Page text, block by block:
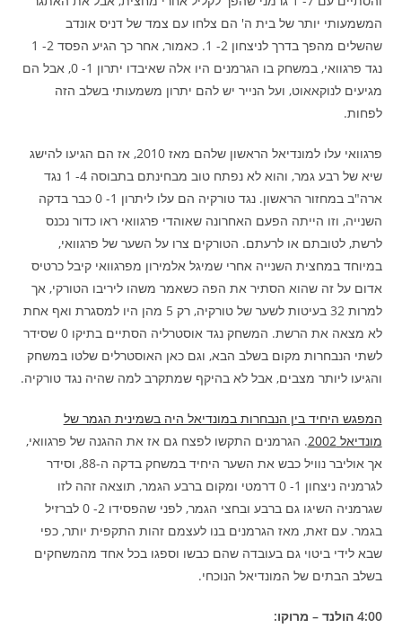
המשמעותי יותר של בית ה' הם צלחו עם צמד של דניס אונדב
שהשלים מהפך בדרך לניצחון 2- 1. כאמור, אחר כך הגיע הפסד 2- 1
נגד פרגוואי, במשחק בו הגרמנים היו אלה שאיבדו יתרון 1- 0, אבל הם
מגיעים לנוקאאוט, ועל הנייר יש להם יתרון משמעותי בשלב הזה
לפחות.
פרגוואי עלו למונדיאל הראשון שלהם מאז 2010, אז הם הגיעו להישג
שיא של רבע גמר, והוא לא נפתח טוב מבחינתם בתבוסה 4- 1 נגד
ארה"ב במחזור הראשון. נגד טורקיה הם עלו ליתרון 1- 0 כבר בדקה
השנייה, וזו הייתה הפעם האחרונה שאוהדי פרגוואי ראו כדור נכנס
לרשת, לטובתם או לרעתם. הטורקים צרו על השער של פרגוואי,
במיוחד במחצית השנייה אחרי שמיגל אלמירון מפרגוואי קיבל כרטיס
אדום על זה שהוא הסתיר את הפה כשאמר משהו ליריבו הטורקי, אך
למרות 32 בעיטות לשער של טורקיה, רק 5 מהן היו למסגרת ואף אחת
לא מצאה את הרשת. המשחק נגד אוסטרליה הסתיים בתיקו 0 שסידר
לשתי הנבחרות מקום בשלב הבא, וגם כאן האוסטרלים שלטו במשחק
והגיעו ליותר מצבים, אבל לא בהיקף שמתקרב למה שהיה נגד טורקיה.
המפגש היחיד בין הנבחרות במונדיאל היה בשמינית הגמר של
מונדיאל 2002
. הגרמנים התקשו לפצח גם אז את ההגנה של פרגוואי,
אך אוליבר נוויל כבש את השער היחיד במשחק בדקה ה-88, וסידר
לגרמניה ניצחון 1- 0 דרמטי ומקום ברבע הגמר, תוצאה זהה לזו
שגרמניה השיגו גם ברבע ובחצי הגמר, לפני שהפסידו 2- 0 לברזיל
בגמר. עם זאת, מאז הגרמנים בנו לעצמם זהות התקפית יותר, כפי
שבא לידי ביטוי גם בעובדה שהם כבשו וספגו בכל אחד מהמשחקים
בשלב הבתים של המונדיאל הנוכחי.
4:00 הולנד – מרוקו: